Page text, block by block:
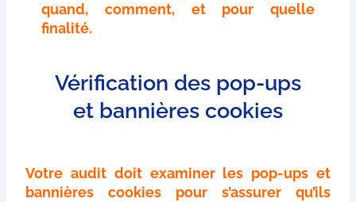
quand, comment, et pour quelle
finalité.
Vérification des pop-ups
et bannières cookies
Votre audit doit examiner les pop-ups et
bannières cookies pour s’assurer qu’ils